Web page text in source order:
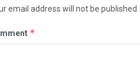
email address will not be published.
*